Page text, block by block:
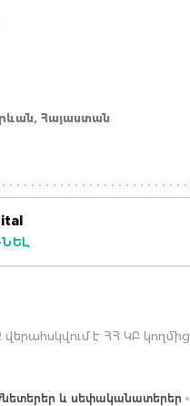
Հայաստան
է ՀՀ ԿԲ կողմից
և սեփականատերեր